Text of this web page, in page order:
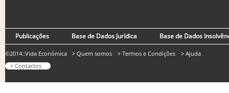
Publicações Base de Dados Jurídica Base de Dados
©2014::Vida Económica
> Contactos
> Quem somos > Termos e Condições > Ajuda